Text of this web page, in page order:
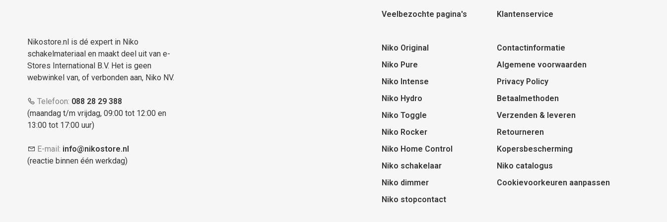
Nikostore.nl is dé expert in Niko
schakelmateriaal en maakt deel uit van e-
Stores International B.V. Het is geen
webwinkel van, of verbonden aan, Niko NV.
Telefoon: 088 28 29 388
(maandag t/m vrijdag, 09:00 tot 12:00 en
13:00 tot 17:00 uur)
E-mail: info@nikostore.nl
(reactie binnen één werkdag)
Veelbezochte pagina's
Niko Original
Niko Pure
Niko Intense
Niko Hydro
Niko Toggle
Niko Rocker
Niko Home Control
Niko schakelaar
Niko dimmer
Niko stopcontact
Klantenservice
Contactinformatie
Algemene voorwaarden
Privacy Policy
Betaalmethoden
Verzenden & leveren
Retourneren
Kopersbescherming
Niko catalogus
Cookievoorkeuren aanpassen